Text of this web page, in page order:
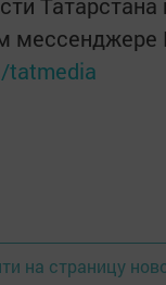
мессенджере
tatmedia
на страницу